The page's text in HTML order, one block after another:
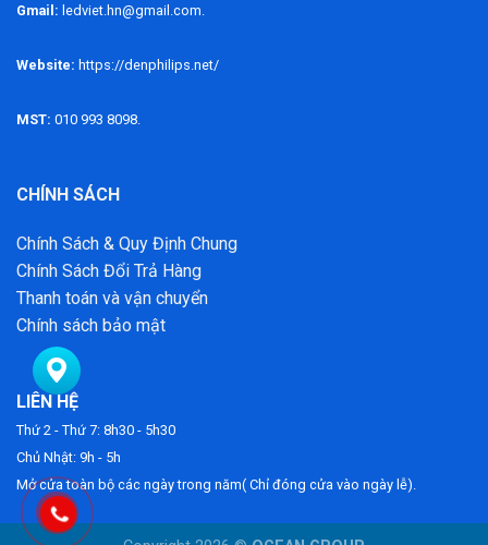
Gmail: ledviet.hn@gmail.com.
Website: https://denphilips.net/
MST: 010 993 8098.
CHÍNH SÁCH
Chính Sách & Quy Định Chung
Chính Sách Đổi Trả Hàng
Thanh toán và vận chuyển
Chính sách bảo mật
LIÊN HỆ
Thứ 2 - Thứ 7: 8h30 - 5h30
Chủ Nhật: 9h - 5h
Mở cửa toàn bộ các ngày trong năm( Chỉ đóng cửa vào ngày lễ).